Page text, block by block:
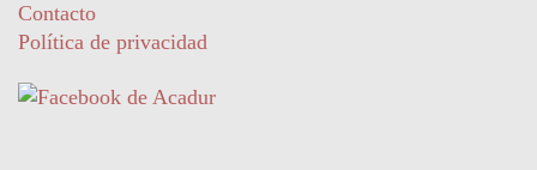
Contacto
Política de privacidad